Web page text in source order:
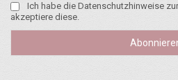
Ich habe die Datenschutzhinweise
akzeptiere diese.